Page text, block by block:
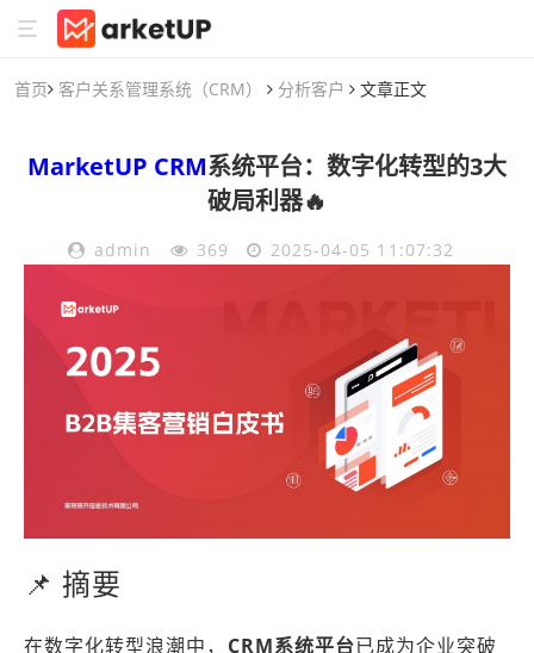
首页 客户关系管理系统（CRM） 分析客户 文章正文
MarketUP CRM系统平台：数字化转型的3大
破局利器🔥
admin 369 2025-04-05 11:07:32
📌 摘要
在数字化转型浪潮中， CRM系统平台已成为企业突破